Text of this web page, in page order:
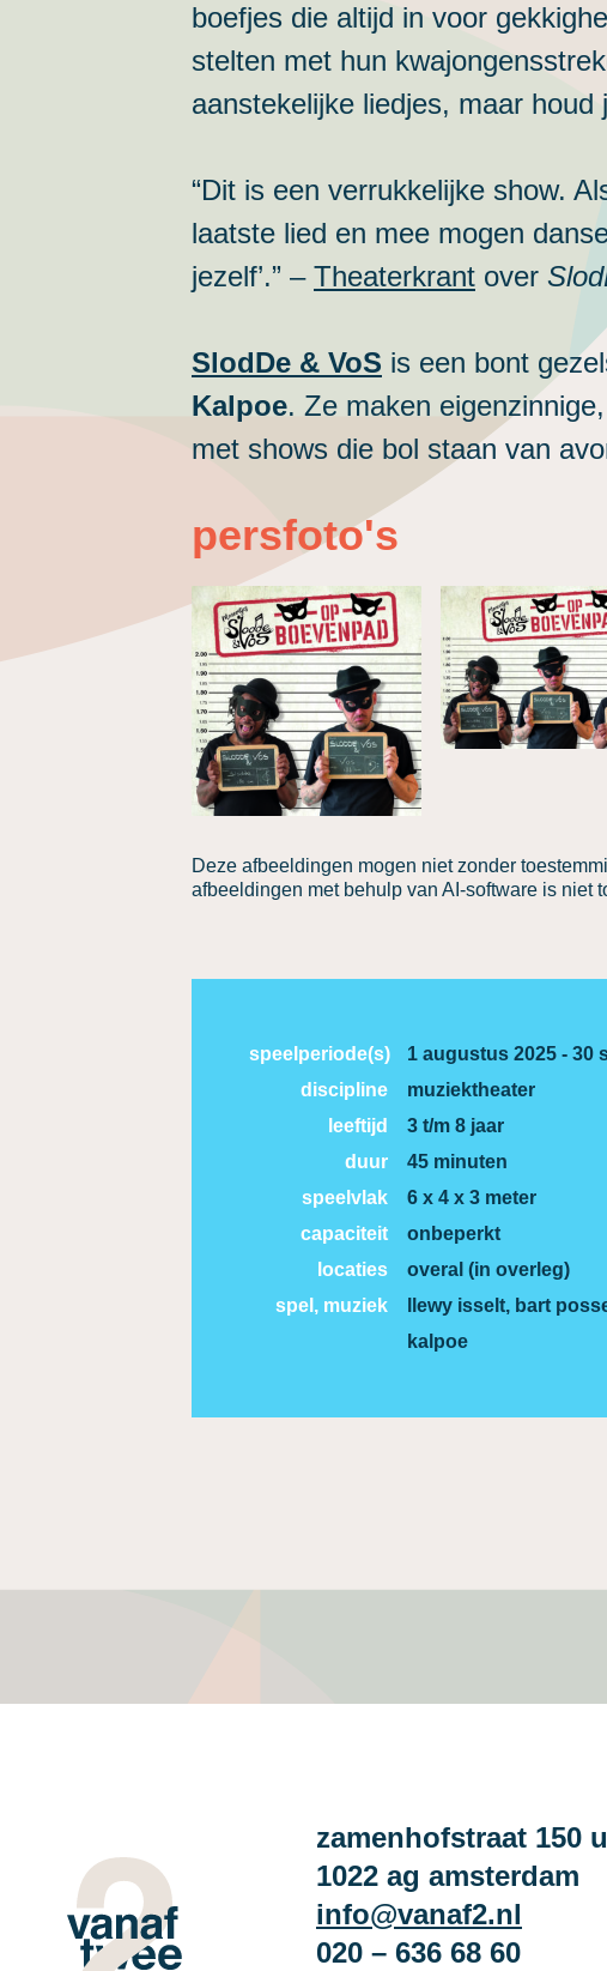
boefjes die altijd in voor
stelten met hun
aanstekelijke liedjes, maar
“Dit is een verrukkelijke show.
laatste lied en mee mogen
jezelf’.” – Theaterkrant over
SlodDe & VoS is een bont
Kalpoe. Ze maken
met shows die bol staan van
persfoto's
Deze afbeeldingen mogen niet zonder
afbeeldingen met behulp van AI-software is niet
speelperiode(s)
1 augustus 2025 - 30
discipline
muziektheater
leeftijd
3 t/m 8 jaar
duur
45 minuten
speelvlak
6 x 4 x 3 meter
capaciteit
onbeperkt
locaties
overal (in overleg)
spel, muziek
llewy isselt, bart
kalpoe
zamenhofstraat 150
1022 ag amsterdam
info@vanaf2.nl
020 – 636 68 60